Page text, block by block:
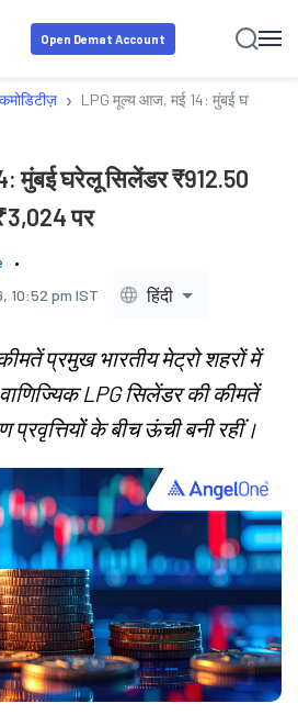
Open Demat Account
कमोडिटीज़ › LPG मूल्य आज, मई 14: मुंबई घरेलू
मुंबई घरेलू सिलेंडर ₹912.50
पर
10:52 pm IST हिंदी
प्रमुख भारतीय मेट्रो शहरों में
LPG सिलेंडर की कीमतें
प्रवृत्तियों के बीच ऊंची बनी रहीं।